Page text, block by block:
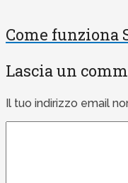
Come funziona
Lascia un
Il tuo indirizzo email